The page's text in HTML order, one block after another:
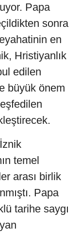
Papa
sonra
en
Hristiyanlık
edilen
büyük önem
temel
arası birlik
Papa
tarihe saygı